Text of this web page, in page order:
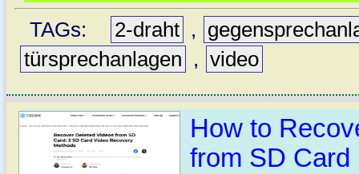
TAGs:
2-draht ,
türsprechanlagen
, video
How to
from SD Card